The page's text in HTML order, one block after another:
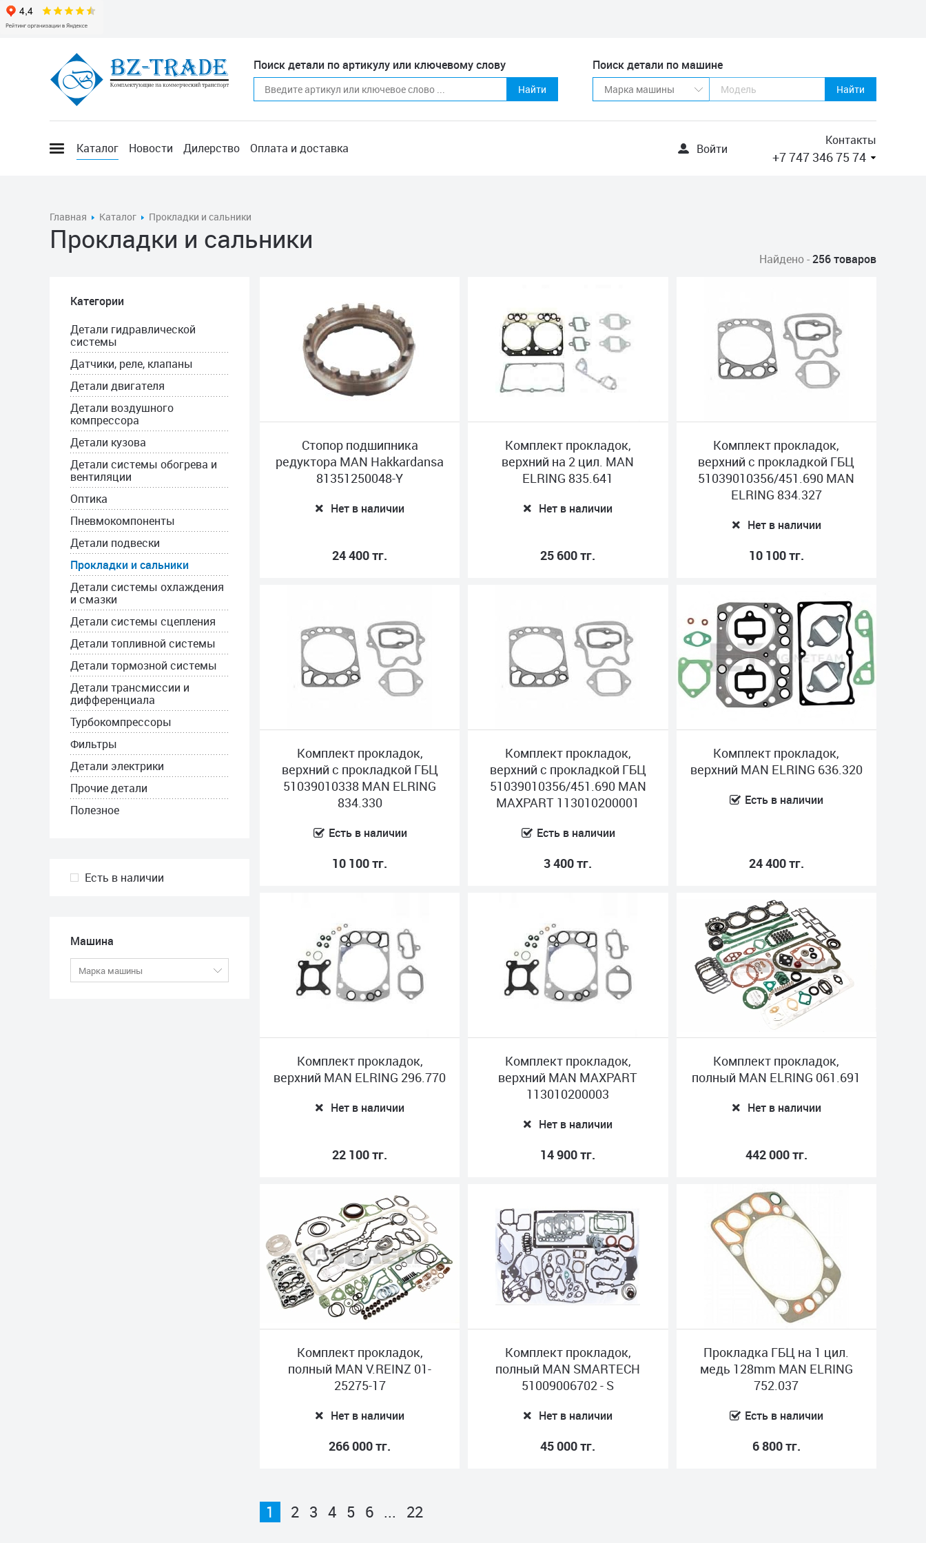
Поиск детали по артикулу или ключевому слову
Найти
Поиск детали по машине
Найти
Каталог Новости Дилерство Оплата и доставка Войти
Контакты
+7 747 346 75 74
Главная Каталог Прокладки и сальники
Прокладки и сальники
Категории
Детали гидравлической
системы
Датчики, реле, клапаны
Детали двигателя
Детали воздушного
компрессора
Детали кузова
Детали системы обогрева и
вентиляции
Оптика
Пневмокомпоненты
Детали подвески
Прокладки и сальники
Детали системы охлаждения
и смазки
Детали системы сцепления
Детали топливной системы
Детали тормозной системы
Детали трансмиссии и
дифференциала
Турбокомпрессоры
Фильтры
Детали электрики
Прочие детали
Полезное
Есть в наличии
Машина
Найдено -256 товаров
Cтопор подшипника
редуктора MAN Hakkardansa
81351250048-Y
Нет в наличии
24 400 тг.
Комплект прокладок,
верхний на 2 цил. MAN
ELRING 835.641
Нет в наличии
25 600 тг.
Комплект прокладок,
верхний с прокладкой ГБЦ
51039010356/451.690 MAN
ELRING 834.327
Нет в наличии
10 100 тг.
Комплект прокладок,
верхний с прокладкой ГБЦ
51039010338 MAN ELRING
834.330
Есть в наличии
10 100 тг.
Комплект прокладок,
верхний с прокладкой ГБЦ
51039010356/451.690 MAN
MAXPART 113010200001
Есть в наличии
3 400 тг.
Комплект прокладок,
верхний MAN ELRING 636.320
Есть в наличии
24 400 тг.
Комплект прокладок,
верхний MAN ELRING 296.770
Нет в наличии
22 100 тг.
Комплект прокладок,
верхний MAN MAXPART
113010200003
Нет в наличии
14 900 тг.
Комплект прокладок,
полный MAN ELRING 061.691
Нет в наличии
442 000 тг.
Комплект прокладок,
полный MAN V.REINZ 01-
25275-17
Нет в наличии
266 000 тг.
Комплект прокладок,
полный MAN SMARTECH
51009006702 - S
Нет в наличии
45 000 тг.
Прокладка ГБЦ на 1 цил.
медь 128mm MAN ELRING
752.037
Есть в наличии
6 800 тг.
1 2 3 4 5 6 ... 22